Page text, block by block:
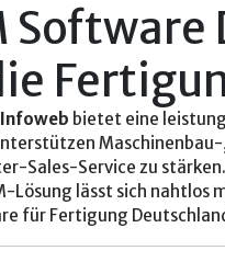
bietet eine
Sales-Service zu stärken.
Lösung lässt sich nahtlos
für Fertigung